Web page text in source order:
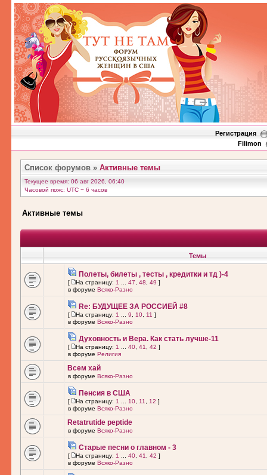
Регистрация
Filimon
Список форумов » Активные темы
Текущее время: 06 авг 2026, 06:40
Часовой пояс: UTC − 6 часов
Активные темы
Темы
Полеты, билеты , тесты , кредитки и тд )-4
[ На страницу: 1 47 48 49 ]
в форуме Всяко-Разно
Re: БУДУЩЕЕ ЗА РОССИЕЙ #8
[ На страницу: 1 9 10 11 ]
в форуме Всяко-Разно
Духовность и Вера. Как стать лучше-11
[ На страницу: 1 40 41 42 ]
в форуме Религия
Всем хай
в форуме Всяко-Разно
Пенсия в США
[ На страницу: 1 10 11 12 ]
в форуме Всяко-Разно
Retatrutide peptide
в форуме Всяко-Разно
Старые песни о главном - 3
[ На страницу: 1 40 41 42 ]
в форуме Всяко-Разно